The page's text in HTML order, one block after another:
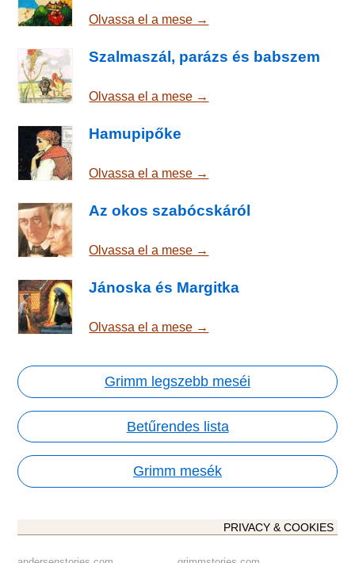
Olvassa el a mese →
Szalmaszál, parázs és babszem
Olvassa el a mese →
Hamupipőke
Olvassa el a mese →
Az okos szabócskáról
Olvassa el a mese →
Jánoska és Margitka
Olvassa el a mese →
Grimm legszebb meséi
Betűrendes lista
Grimm mesék
PRIVACY & COOKIES